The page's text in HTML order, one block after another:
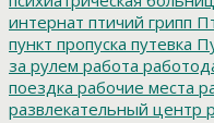
интернат птичий грипп
пункт пропуска путевка
за рулем работа
поездка рабочие места
развлекательный центр